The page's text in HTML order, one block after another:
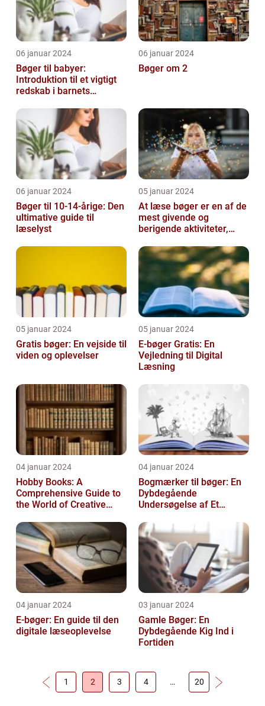
06 januar 2024
Bøger til babyer:
Introduktion til et vigtigt
redskab i barnets
06 januar 2024
Bøger om 2
06 januar 2024
Bøger til 10-14-årige: Den
ultimative guide til
læselyst
05 januar 2024
At læse bøger er en af de
mest givende og
berigende aktiviteter,
05 januar 2024
Gratis bøger: En vejside til
viden og oplevelser
05 januar 2024
E-bøger Gratis: En
Vejledning til Digital
Læsning
04 januar 2024
Hobby Books: A
Comprehensive Guide to
the World of Creative
04 januar 2024
Bogmærker til bøger: En
Dybdegående
Undersøgelse af Et
04 januar 2024
E-bøger: En guide til den
digitale læseoplevelse
03 januar 2024
Gamle Bøger: En
Dybdegående Kig Ind i
Fortiden
1 2 3 4 … 20